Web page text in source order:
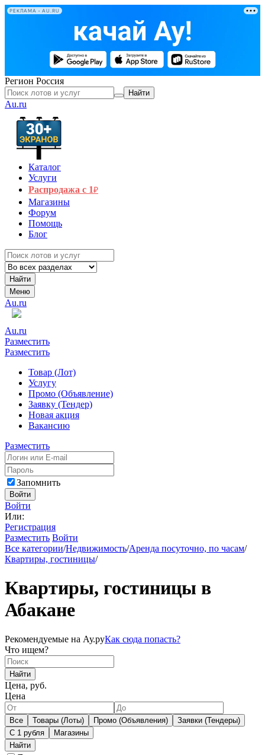
РЕКЛАМА • AU.RU
Регион Россия
Найти
Au.ru
Каталог
Услуги
Распродажа с 1₽
Магазины
Форум
Помощь
Блог
Найти
Меню
Au.ru
Au.ru
Разместить
Разместить
Товар (Лот)
Услугу
Промо (Объявление)
Заявку (Тендер)
Новая акция
Вакансию
Разместить
Запомнить
Войти
Войти
Или:
Регистрация
Разместить Войти
Все категории/Недвижимость/Аренда посуточно, по часам/
Квартиры, гостиницы/
Квартиры, гостиницы в
Абакане
Рекомендуемые на Ау.руКак сюда попасть?
Что ищем?
Найти
Цена, руб.
Цена
Все Товары (Лоты) Промо (Объявления)
Заявки (Тендеры)
С 1 рубля
Магазины